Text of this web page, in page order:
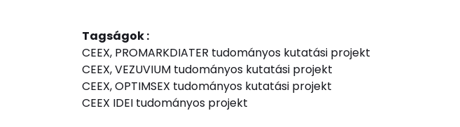
Tagságok :
CEEX, PROMARKDIATER tudományos kutatási projekt
CEEX, VEZUVIUM tudományos kutatási projekt
CEEX, OPTIMSEX tudományos kutatási projekt
CEEX IDEI tudományos projekt